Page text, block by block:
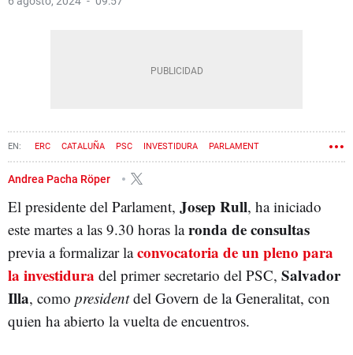
ERC CATALUÑA PSC INVESTIDURA PARLAMENT
JOSEP RULL JUNTS PER CATALUNYA
Andrea Pacha Röper
El presidente del Parlament, Josep Rull, ha iniciado
este martes a las 9.30 horas laronda de consultas
previa a formalizar laconvocatoria de un pleno para
la investidura del primer secretario del PSC, Salvador
Illa, como presidentdel Govern de la Generalitat, con
quien ha abierto la vuelta de encuentros.